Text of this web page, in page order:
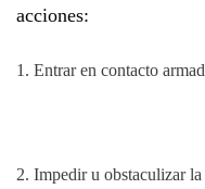
acciones:
1. Entrar en contacto
2. Impedir u obstaculizar